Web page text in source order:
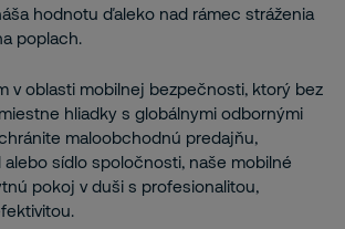
hodnotu ďaleko nad rámec stráženia
poplach.
v oblasti mobilnej bezpečnosti, ktorý bez
hliadky s globálnymi odbornými
maloobchodnú predajňu,
alebo sídlo spoločnosti, naše mobilné
pokoj v duši s profesionalitou,